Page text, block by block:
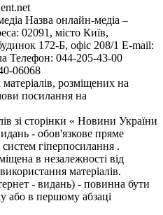
Назва онлайн-медіа –
02091, місто Київ,
172-Б, офіс 208/1 E-mail:
Телефон: 044-205-43-00
06068
розміщених на
посилання на
зі сторінки « Новини України
- обов'язкове пряме
гіперпосилання .
в незалежності від
матеріалів.
- видань) - повинна бути
або в першому абзаці